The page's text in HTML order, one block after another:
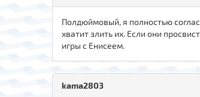
Полдюймовый, я полностью
хватит злить их. Если они
игры с Енисеем.
kama2803